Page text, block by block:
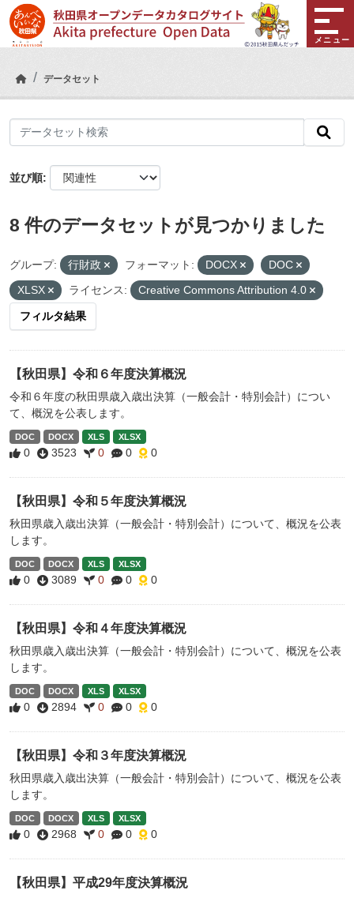
Skip to main content
メニュー
データセット
並び順
8 件のデータセットが見つかりました
グループ: 行財政 フォーマット: DOCX
DOC
XLSX
ライセンス: Creative Commons Attribution 4.0
フィルタ結果
【秋田県】令和６年度決算概況
令和６年度の秋田県歳入歳出決算（一般会計・特別会計）につい
て、概況を公表します。
DOC DOCX XLS XLSX
0 3523 0 0 0
【秋田県】令和５年度決算概況
秋田県歳入歳出決算（一般会計・特別会計）について、概況を公表
します。
DOC DOCX XLS XLSX
0 3089 0 0 0
【秋田県】令和４年度決算概況
秋田県歳入歳出決算（一般会計・特別会計）について、概況を公表
します。
DOC DOCX XLS XLSX
0 2894 0 0 0
【秋田県】令和３年度決算概況
秋田県歳入歳出決算（一般会計・特別会計）について、概況を公表
します。
DOC DOCX XLS XLSX
0 2968 0 0 0
【秋田県】平成29年度決算概況